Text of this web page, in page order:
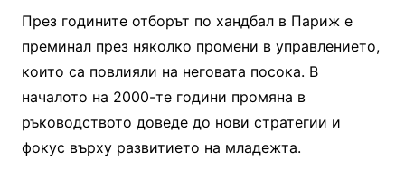
През годините отборът по хандбал в Париж е
преминал през няколко промени в управлението,
които са повлияли на неговата посока. В
началото на 2000-те години промяна в
ръководството доведе до нови стратегии и
фокус върху развитието на младежта.